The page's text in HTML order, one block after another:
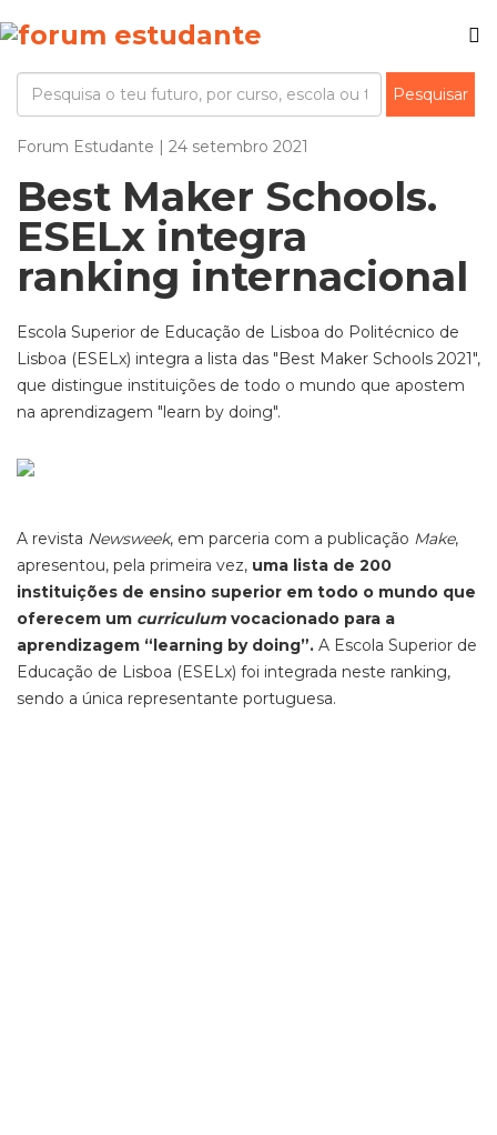
Forum Estudante | 24 setembro 2021
Best Maker Schools.
ESELx integra
ranking internacional
Escola Superior de Educação de Lisboa do Politécnico de
Lisboa (ESELx) integra a lista das "Best Maker Schools 2021",
que distingue instituições de todo o mundo que apostem
na aprendizagem "learn by doing".
A revista Newsweek, em parceria com a publicação Make,
apresentou, pela primeira vez, uma lista de 200
instituições de ensino superior em todo o mundo que
oferecem um curriculum vocacionado para a
aprendizagem “learning by doing”. A Escola Superior de
Educação de Lisboa (ESELx) foi integrada neste ranking,
sendo a única representante portuguesa.